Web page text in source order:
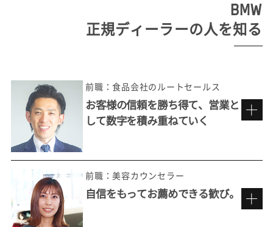
BMW
正規ディーラーの人を知る
前職：食品会社のルートセールス
お客様の信頼を勝ち得て、営業と
して数字を積み重ねていく
多彩なお客様の価値観に触れる楽しさ
前職：美容カウンセラー
自信をもってお薦めできる歓び。